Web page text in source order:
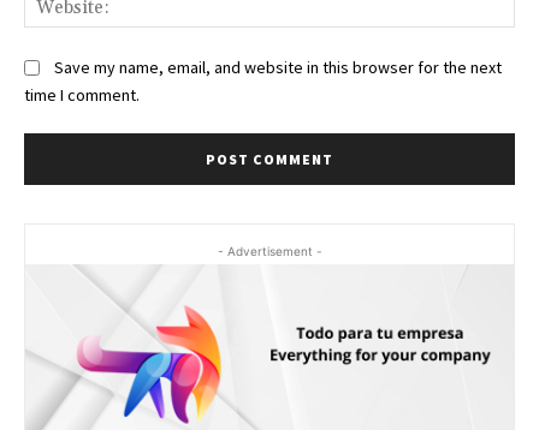
Save my name, email, and website in this browser for the next
time I comment.
- Advertisement -